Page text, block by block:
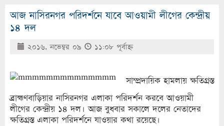
আজ নাসিরনগর পরিদর্শনে যাবে আওয়ামী লীগের কেন্দ্রীয়
১৪ দল
২০১৬, নভেম্বর ০৯ ১১:০৮ পূর্বাহ্ণ
সাম্প্রদায়িক হামলায় ক্ষতিগ্রস্ত
ব্রাহ্মণবাড়িয়ার নাসিরনগর এলাকা পরিদর্শন করবে আওয়ামী
লীগের কেন্দ্রীয় ১৪ দল। আজ বুধবার সকালে দলের নেতাদের
ক্ষতিগ্রস্ত এলাকা পরিদর্শনে যাওয়ার কথা রয়েছে।